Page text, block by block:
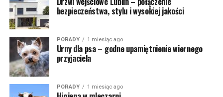
bezpieczeństwa, stylu i wysokiej jakości
PORADY 1 miesiąc ago
Urny dla psa – godne upamiętnienie wiernego
przyjaciela
PORADY 1 miesiąc ago